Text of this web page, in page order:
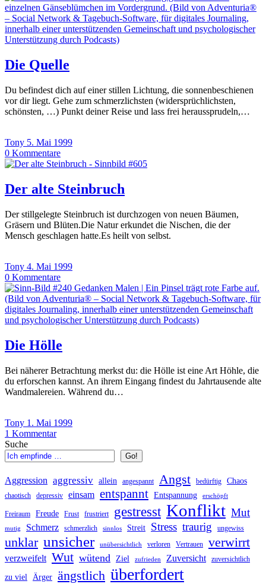
Die Quelle
Du befindest dich auf einer stillen Lichtung, die sonnenbeschienen
vor dir liegt. Gehe zum schmerzlichsten (widersprüchlichsten,
schönsten, …) Punkt deiner Reise und lass frei heraussprudeln,…
Tony 5. Mai 1999
0 Kommentare
Der alte Steinbruch
Der stillgelegte Steinbruch ist durchzogen von neuen Bäumen,
Gräsern und Blüten.Die Natur erkundet die Nischen, die der
Mensch geschlagen hatte.Es heilt von selbst.
Tony 4. Mai 1999
0 Kommentare
Die Hölle
Bei näherer Betrachtung merkst du: die Hölle ist eine Art Höhle, die
du erforschen kannst. An ihrem Eingang findest du Jahrtausende alte
Wandmalereien. Während du…
Tony 1. Mai 1999
1 Kommentar
Suche
Go!
Aggression aggressiv allein angespannt Angst bedürftig Chaos
chaotisch depressiv einsam entspannt Entspannung erschöpft
Freiraum Freude Frust frustriert gestresst Konflikt Mut
mutig Schmerz schmerzlich sinnlos Streit Stress traurig ungewiss
unklar unsicher unübersichtlich verloren Vertrauen verwirrt
verzweifelt Wut wütend Ziel zufrieden Zuversicht zuversichtlich
zu viel Ärger ängstlich überfordert